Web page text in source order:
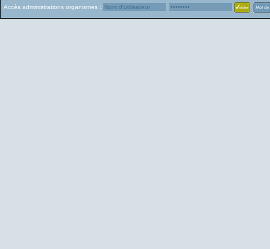
Accès administrations organismes :